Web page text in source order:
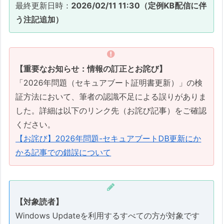
最終更新日時： 2026/02/11 11:30（定例KB配信に伴
う注記追加）
【重要なお知らせ：情報の訂正とお詫び】
「2026年問題（セキュアブート証明書更新）」の検
証方法において、筆者の認識不足による誤りがありま
した。詳細は以下のリンク先（お詫び記事）をご確認
ください。
【お詫び】2026年問題-セキュアブートDB更新にか
かる記事での錯誤について
【対象読者】
Windows Updateを利用するすべての方が対象です